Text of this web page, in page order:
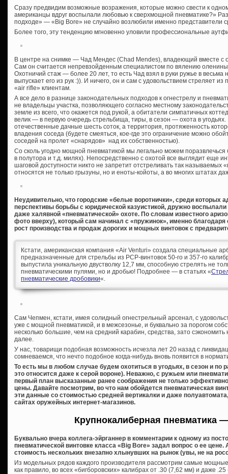
Сразу предвидим возможные возражения, которые можно свести к
американцы вдруг воспылали любовью к сверхмощной пневматике?»
подходе» — «Big Bore» не случайно возлюбили именно представители
Более того, эту тенденцию мгновенно уловили профессиональные
В центре на снимке — Чад Мендес (Chad Mendes), владеющий вместе с
Сам он считается непревзойденным специалистом по вялению
Охотничий стаж — более 20 лет, то есть Чад взял в руки ружье в
выпускает его из рук :)). И ничего, он и сам с удовольствием стреляет
«air rifle» клиентам.
А все дело в разнице законодательных подходов к огнестрелу и
не владельцы участка, позволяющего согласно местному
земле из всего, что окажется под рукой, а обитатели симпатичных
велик — в первую очередь стрельбища, тиры, в сезон — охота в
отечественные дачные шесть соток, а территория, протяженность
владения соседа (будете смеяться, кое-где это ограничение можно
соседей на пролет «снарядов» над их собственностью).
Со сколь угодно мощной пневматикой мы легально можем поразвлечься
в полутора и т.д. милях). Непосредственно с охотой все выглядит еще
шаговой доступности никто не запретит отстреливать так называемых
относятся не только грызуны, но и еноты-койоты, а во многих штатах
Неудивительно, что городские «белые воротнички», среди которых
перспективы борьбы с юридической казуистикой, дружно
даже халявной «пневматической» охоте. По словам известного
фото вверху), который сам начинал с «пружинок», именно
рост производства и продаж дорогих и мощных винтовок с
Кстати, американская компания «Air Venturi» создала специальные
предназначенные для стрельбы из PCP-винтовок 50-го и 357-го
выпустила уникальную двустволку 12,7 мм, способную стрелять не
пневматическими пулями, но и дробью! Подробнее — в статьях «
пневматические дробовики«.
Сам Чепмен, кстати, имея солидный огнестрельный арсенал, с
уже с мощной пневматикой, и в межсезонье, и буквально за порогом
несколько большие, чем на средний карабин, средства, зато сэкономить
далее.
У нас, товарищи подобная возможность исчезла лет 20 назад с
сомневаемся, что нечто подобное когда-нибудь вновь появится в
То есть мы в любом случае будем охотиться в угодьях, в сезон и по
это относится даже к серой вороне). Неважно, с ружьем или
первый план высказанные ранее соображения не только
цены. Давайте посмотрим, во что нам обойдется пневматическая
эти данные со стоимостью средней вертикалки и даже
сайтах оружейных интернет-магазинов.
Крупнокалиберная пневматика
Буквально вчера коллега-эйрганнер в комментарии к одному из
пневматической винтовке класса «Big Bore» задал вопрос о ее цене.
стоимость нескольких внезапно хлынувших на рынок (увы, не на
Из модельных рядов каждого производителя рассмотрим самые мощные
как правило, во всех «бигборовских» калибрах от .30 (7,62 мм) и даже